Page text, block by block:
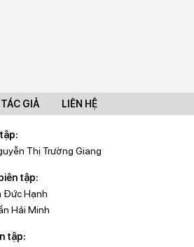
GIẢ LIÊN HỆ
Thị Trường Giang
tập:
Đức Hạnh
Hải Minh
tập: